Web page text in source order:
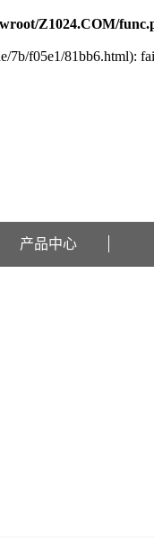
Z1024.COM/
7b/f05e1/81bb6.html):
产品中心